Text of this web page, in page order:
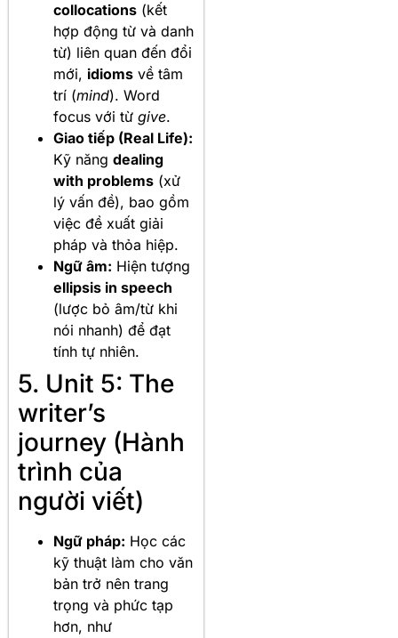
collocations (kết
hợp động từ và danh
từ) liên quan đến đổi
mới, idioms về tâm
trí (mind). Word
focus với từ give.
Giao tiếp (Real Life):
Kỹ năng dealing
with problems (xử
lý vấn đề), bao gồm
việc đề xuất giải
pháp và thỏa hiệp.
Ngữ âm: Hiện tượng
ellipsis in speech
(lược bỏ âm/từ khi
nói nhanh) để đạt
tính tự nhiên.
5. Unit 5: The
writer’s
journey (Hành
trình của
người viết)
Ngữ pháp: Học các
kỹ thuật làm cho văn
bản trở nên trang
trọng và phức tạp
hơn, như